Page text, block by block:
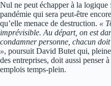
Nul ne peut échapper à la logique
pandémie qui sera peut-être
qu’elle menace de destruction. «
imprévisible. Au départ, on est
condamner personne, chacun
», poursuit David Butet qui,
des entreprises, doit aussi penser
emplois temps-plein.